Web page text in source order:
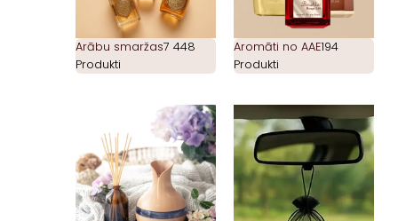
Arābu smaržas7 448
Produkti
Aromāti no AAE194
Produkti